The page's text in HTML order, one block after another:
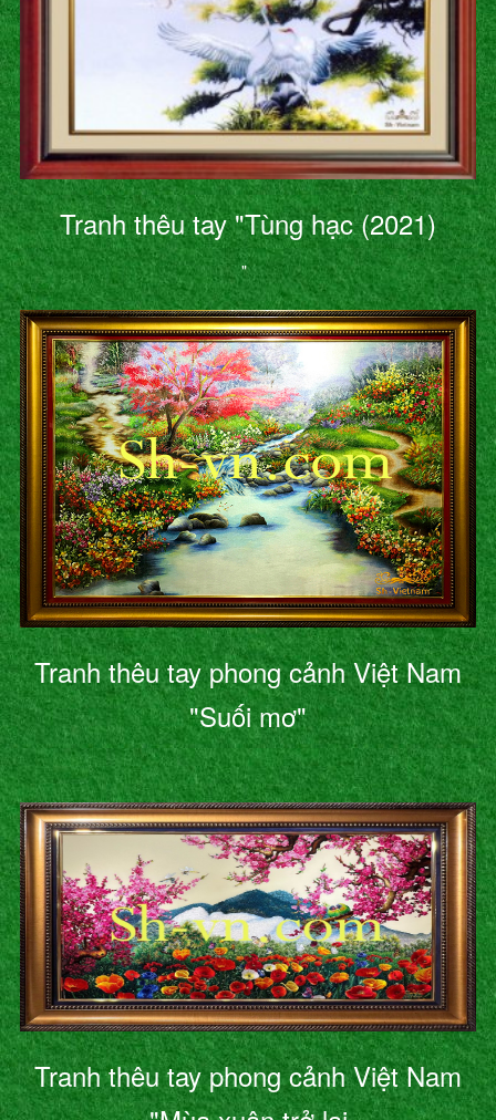
Tranh thêu tay "Tùng hạc (2021)
"
Tranh thêu tay phong cảnh Việt Nam
"Suối mơ"
Tranh thêu tay phong cảnh Việt Nam